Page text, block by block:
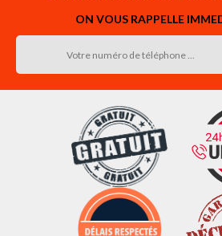
ON VOUS RAPPELLE